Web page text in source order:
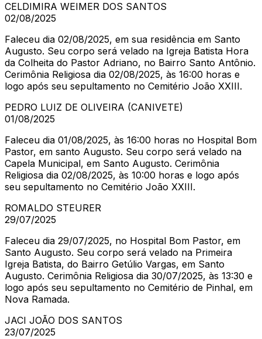
CELDIMIRA WEIMER DOS SANTOS
02/08/2025
Faleceu dia 02/08/2025, em sua residência em Santo
Augusto. Seu corpo será velado na Igreja Batista Hora
da Colheita do Pastor Adriano, no Bairro Santo Antônio.
Cerimônia Religiosa dia 02/08/2025, às 16:00 horas e
logo após seu sepultamento no Cemitério João XXIII.
PEDRO LUIZ DE OLIVEIRA (CANIVETE)
01/08/2025
Faleceu dia 01/08/2025, às 16:00 horas no Hospital Bom
Pastor, em santo Augusto. Seu corpo será velado na
Capela Municipal, em Santo Augusto. Cerimônia
Religiosa dia 02/08/2025, às 10:00 horas e logo após
seu sepultamento no Cemitério João XXIII.
ROMALDO STEURER
29/07/2025
Faleceu dia 29/07/2025, no Hospital Bom Pastor, em
Santo Augusto. Seu corpo será velado na Primeira
Igreja Batista, do Bairro Getúlio Vargas, em Santo
Augusto. Cerimônia Religiosa dia 30/07/2025, às 13:30 e
logo após seu sepultamento no Cemitério de Pinhal, em
Nova Ramada.
JACI JOÃO DOS SANTOS
23/07/2025